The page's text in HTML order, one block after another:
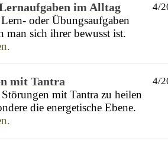
im Alltag
oder Übungsaufgaben
man sich ihrer bewusst ist.
4/
mit Tantra
mit Tantra zu heilen
die energetische Ebene.
4/